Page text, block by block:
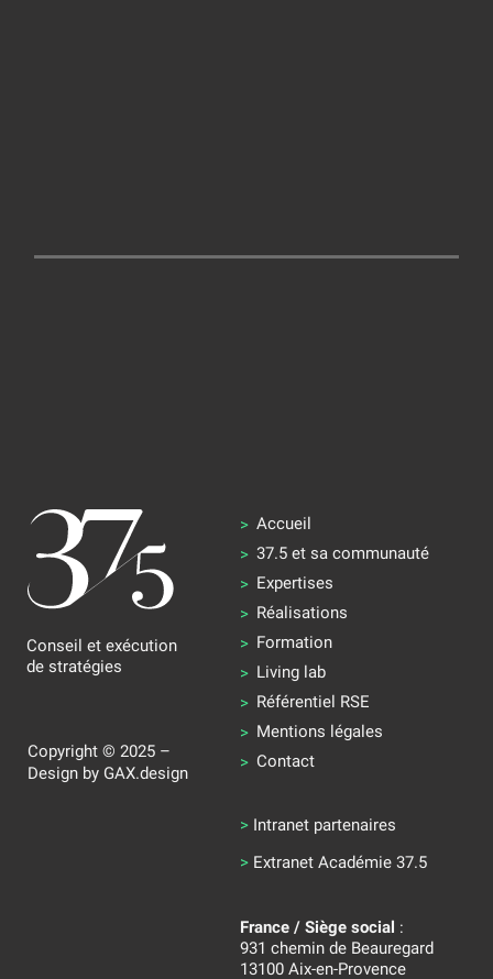
Conseil et exécution
de stratégies
Copyright © 2025 –
Design by GAX.design
Accueil
37.5 et sa communauté
Expertises
Réalisations
Formation
Living lab
Référentiel RSE
Mentions légales
Contact
> Intranet partenaires
> Extranet Académie 37.5
France / Siège social :
931 chemin de Beauregard
13100 Aix-en-Provence